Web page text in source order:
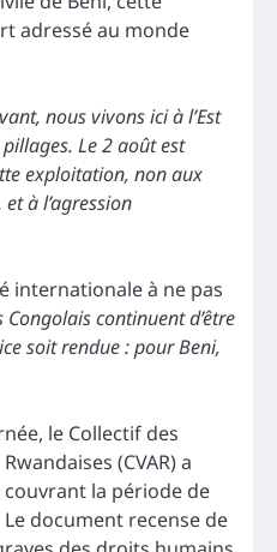
adressé au monde
nous vivons ici à l’Est
Le 2 août est
exploitation, non aux
à l’agression
internationale à ne pas
Congolais continuent d’être
soit rendue : pour Beni,
le Collectif des
(CVAR) a
la période de
document recense de